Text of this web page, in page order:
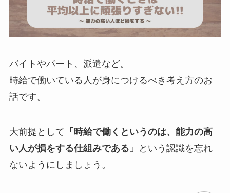
バイトやパート、派遣など。
時給で働いている人が身につけるべき考え方のお
話です。
大前提として 「時給で働くというのは、能力の高
い人が損をする仕組みである」
という認識を忘れ
ないようにしましょう。